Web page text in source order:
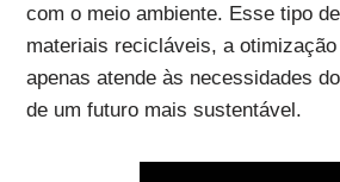
com o meio ambiente. Esse tipo
materiais recicláveis, a
apenas atende às necessidades
de um futuro mais sustentável.